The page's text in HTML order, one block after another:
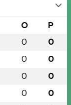
O P
0 0
0 0
0 0
0 0